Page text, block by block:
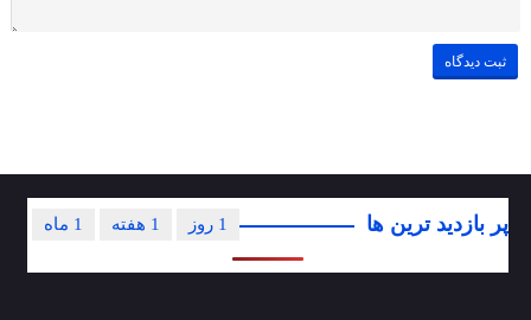
پر بازدید ترین ها 1 ماه 1 هفته 1 روز